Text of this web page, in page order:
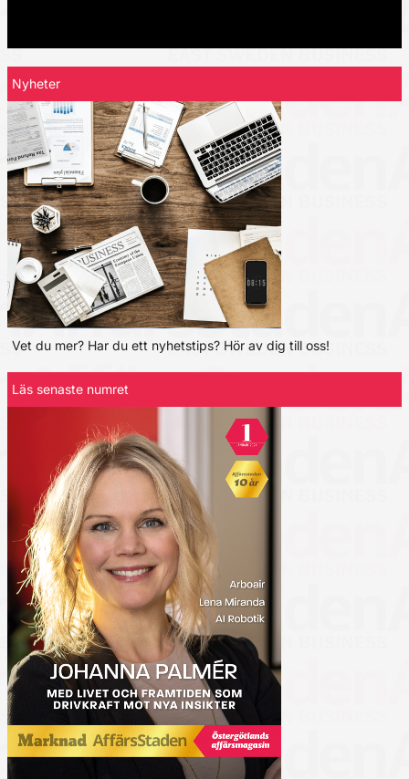
Nyheter
Vet du mer? Har du ett nyhetstips? Hör av dig till oss!
Läs senaste numret